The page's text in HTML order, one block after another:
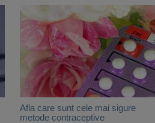
Afla care sunt cele mai sigure
metode contraceptive